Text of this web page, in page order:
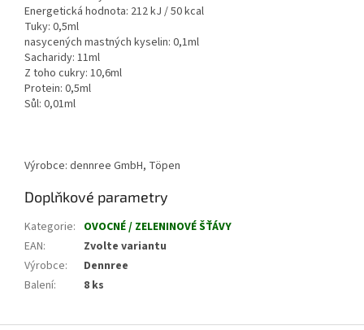
Energetická hodnota: 212 kJ / 50 kcal
Tuky: 0,5ml
nasycených mastných kyselin: 0,1ml
Sacharidy: 11ml
Z toho cukry: 10,6ml
Protein: 0,5ml
Sůl: 0,01ml
Výrobce: dennree GmbH, Töpen
Doplňkové parametry
Kategorie: OVOCNÉ / ZELENINOVÉ ŠŤÁVY
EAN:
Zvolte variantu
Výrobce:
Dennree
Balení: 8 ks